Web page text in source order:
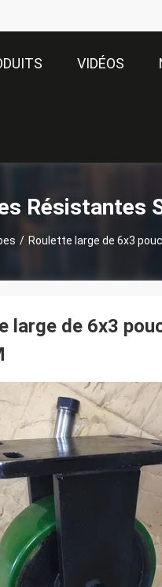
VIDÉOS
Résistantes
/ Roulette large de 6x3
large de 6x3